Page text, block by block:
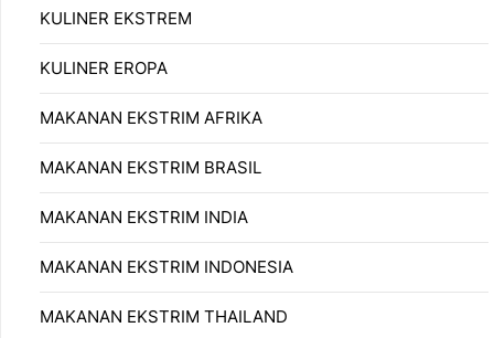
KULINER EKSTREM
KULINER EROPA
MAKANAN EKSTRIM AFRIKA
MAKANAN EKSTRIM BRASIL
MAKANAN EKSTRIM INDIA
MAKANAN EKSTRIM INDONESIA
MAKANAN EKSTRIM THAILAND